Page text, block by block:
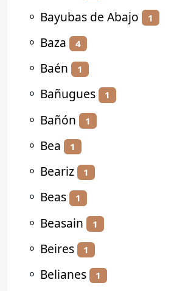
⚬ Bayubas de Abajo 1
⚬ Baza 4
⚬ Baén 1
⚬ Bañugues 1
⚬ Bañón 1
⚬ Bea 1
⚬ Beariz 1
⚬ Beas 1
⚬ Beasain 1
⚬ Beires 1
⚬ Belianes 1